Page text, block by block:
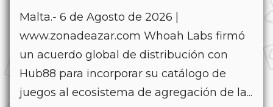
Malta.- 6 de Agosto de 2026 |
www.zonadeazar.com Whoah Labs firmó
un acuerdo global de distribución con
Hub88 para incorporar su catálogo de
juegos al ecosistema de agregación de la...